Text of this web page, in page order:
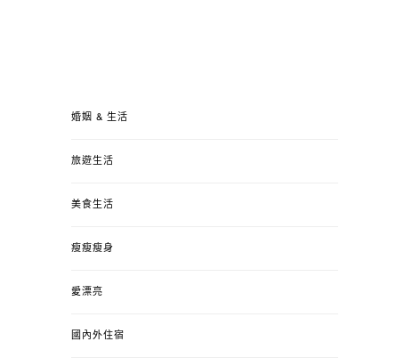
婚姻 & 生活
旅遊生活
美食生活
瘦瘦瘦身
愛漂亮
國內外住宿